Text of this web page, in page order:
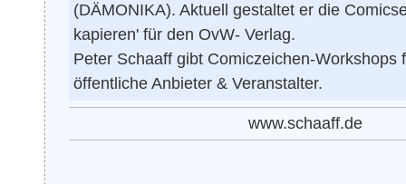
(DÄMONIKA). Aktuell gestaltet er die
kapieren' für den OvW- Verlag.
Peter Schaaff gibt Comiczeichen-Workshops
öffentliche Anbieter & Veranstalter.
www.schaaff.de